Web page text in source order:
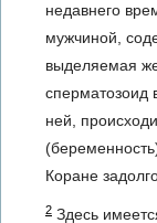
недавнего
мужчиной,
выделяемая
сперматозоид
ней,
Коране
2 Здесь